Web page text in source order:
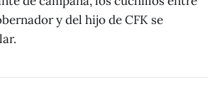
y del hijo de CFK se